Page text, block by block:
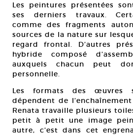
Les peintures présentées
ses derniers travaux.
comme des fragments
sources de la nature sur
regard frontal. D’autres
hybride composé
auxquels chacun peut
personnelle.
Les formats des œuvres
dépendent de
Renata travaille plusieurs
petit à petit une image
autre, c’est dans cet